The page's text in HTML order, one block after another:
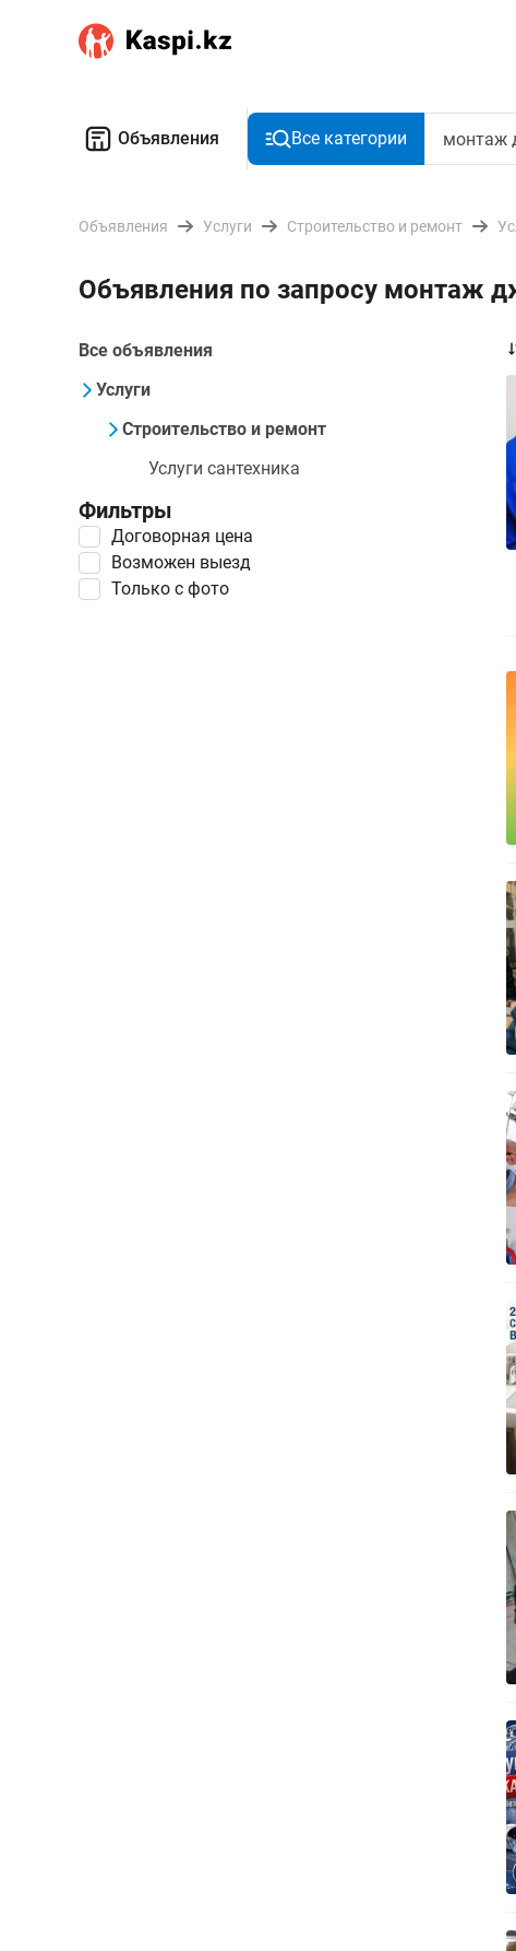
Объявления Все категории
Объявления Услуги Строительство и ремонт
Объявления по запросу монтаж
Все объявления
Услуги
Строительство и ремонт
Услуги сантехника
Фильтры
Договорная цена
Возможен выезд
Только с фото